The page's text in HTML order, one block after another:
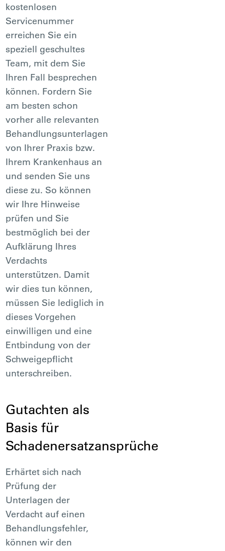
kostenlosen
Servicenummer
erreichen Sie ein
speziell geschultes
Team, mit dem Sie
Ihren Fall besprechen
können. Fordern Sie
am besten schon
vorher alle relevanten
Behandlungsunterlagen
von Ihrer Praxis bzw.
Ihrem Krankenhaus an
und senden Sie uns
diese zu. So können
wir Ihre Hinweise
prüfen und Sie
bestmöglich bei der
Aufklärung Ihres
Verdachts
unterstützen. Damit
wir dies tun können,
müssen Sie lediglich in
dieses Vorgehen
einwilligen und eine
Entbindung von der
Schweigepflicht
unterschreiben.
Gutachten als
Basis für
Schadenersatzansprüche
Erhärtet sich nach
Prüfung der
Unterlagen der
Verdacht auf einen
Behandlungsfehler,
können wir den